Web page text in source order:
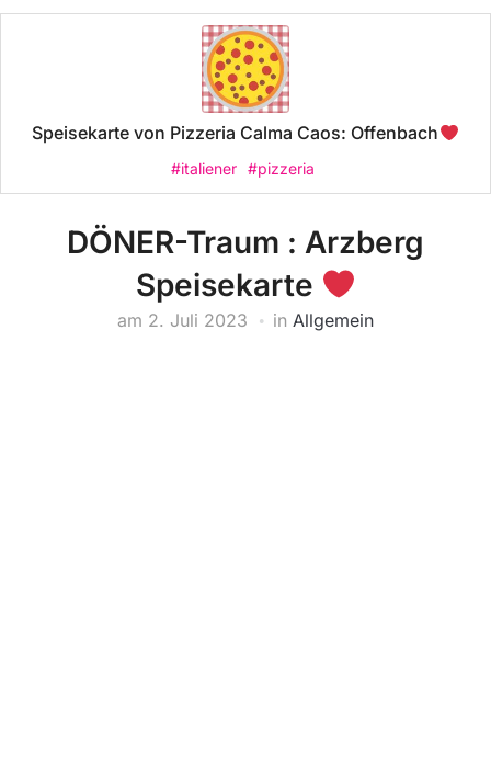
Speisekarte von Pizzeria Calma Caos: Offenbach
#italiener #pizzeria
DÖNER-Traum : Arzberg
Speisekarte
am 2. Juli 2023 in Allgemein